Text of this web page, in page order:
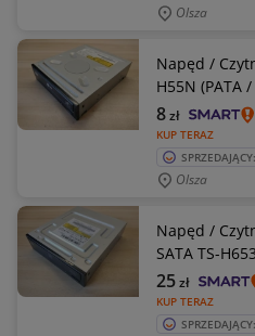
Olsza
Napęd /
H55N (PATA /
KUP TERAZ
8zł
Olsza
Napęd /
SATA TS-H653
KUP TERAZ
25zł